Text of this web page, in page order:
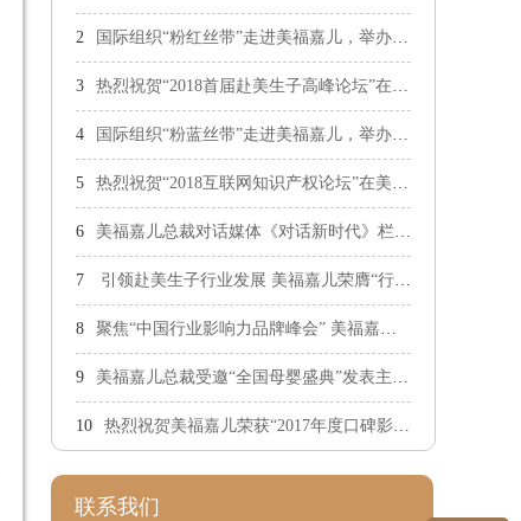
国际组织“粉红丝带”走进美福嘉儿，举办乳房健康公益讲座
热烈祝贺“2018首届赴美生子高峰论坛”在美福嘉儿成功举办
国际组织“粉蓝丝带”走进美福嘉儿，举办生殖健康公益讲座
热烈祝贺“2018互联网知识产权论坛”在美福嘉儿成功举办
美福嘉儿总裁对话媒体《对话新时代》栏目 全面剖析赴美生子市场发展新趋势
引领赴美生子行业发展 美福嘉儿荣膺“行业标杆”
聚焦“中国行业影响力品牌峰会” 美福嘉儿总裁发表主题演讲
美福嘉儿总裁受邀“全国母婴盛典”发表主题演讲
热烈祝贺美福嘉儿荣获“2017年度口碑影响力知名品牌”！
联系我们